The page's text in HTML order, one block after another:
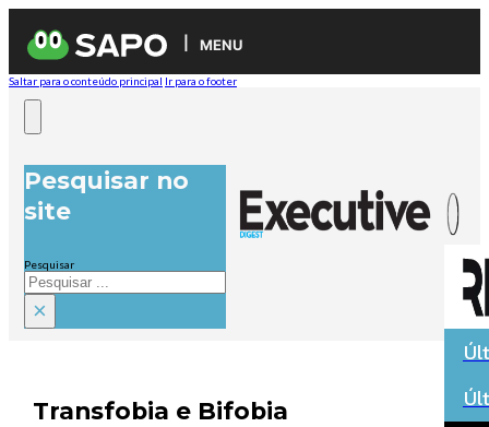
MENU
Saltar para o conteúdo principal Ir para o footer
Pesquisar no
site
Pesquisar
×
Transfobia e Bifobia